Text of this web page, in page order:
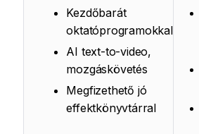
Kezdőbarát
oktatóprogramokkal
AI text-to-video,
mozgáskövetés
Megfizethető jó
effektkönyvtárral